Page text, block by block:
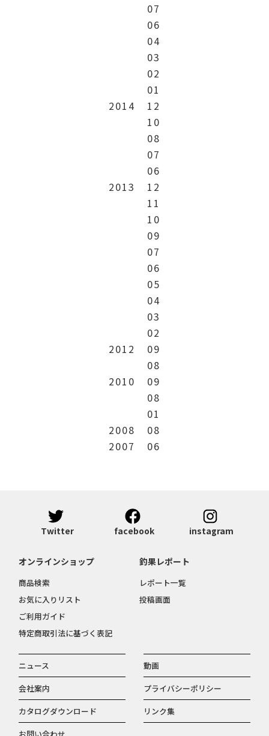
07
06
04
03
02
01
2014
12
10
08
07
06
2013
12
11
10
09
07
06
05
04
03
02
2012
09
08
2010
09
08
01
2008
08
2007
06
Twitter facebook instagram
ニュース
動画
会社案内
プライバシーポリシー
カタログダウンロード
リンク集
オンラインショップ
商品検索
お気に入りリスト
ご利用ガイド
特定商取引法に基づく表記
釣果レポート
レポート一覧
投稿画面